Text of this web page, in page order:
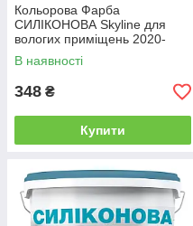
Кольорова Фарба
СИЛІКОНОВА Skyline для
вологих приміщень 2020-
R10B Артенора 1л
В наявності
348 ₴
Купити